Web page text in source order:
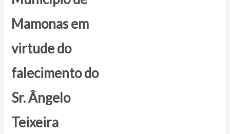
Mamonas em
virtude do
falecimento do
Sr. Ângelo
Teixeira